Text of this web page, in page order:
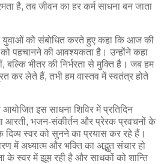
है, तब जीवन का हर कर्म साधना बन जाता
युवाओं को संबोधित करते हुए कहा कि आज की
पहचानने की आवश्यकता है। उन्होंने कहा
बल्कि भीतर की निर्भरता से मुक्ति है। जब हम
कर लेते हैं, तभी हम वास्तव में स्वतंत्र होते
इस साधना शिविर में प्रतिदिन
आरती, भजन-संकीर्तन और प्रेरक प्रवचनों के
स्वर को सुनने का प्रयास कर रहे हैं।
में अध्यात्म और भक्ति का अद्भुत संचार हो
के स्वर में झूम रही है और साधकों को शान्ति